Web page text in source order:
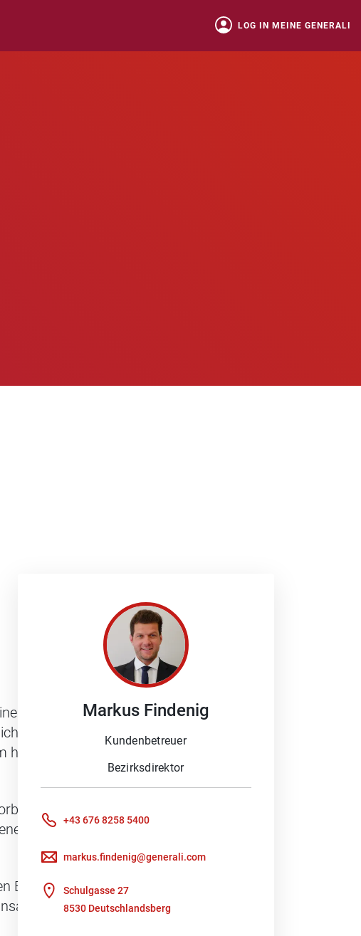
LOG IN MEINE GENERALI
Markus Findenig
Kundenbetreuer
Bezirksdirektor
+43 676 8258 5400
markus.findenig@generali.com
Schulgasse 27
8530 Deutschlandsberg
Schaden melden möchten oder ein
Beratung braucht. Denn besonders im
ich Ihnen gerne, Ihre Fragen zu
oder wir kümmern uns um Ihre
Kundenportal nutzen, um direkt mit
Bedarfsberatung – unterstützt durch ein
heraus, welches